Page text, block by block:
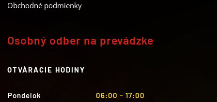
Obchodné podmienky
Osobný odber na prevádzke
OTVÁRACIE HODINY
Pondelok
06:00 – 17:00